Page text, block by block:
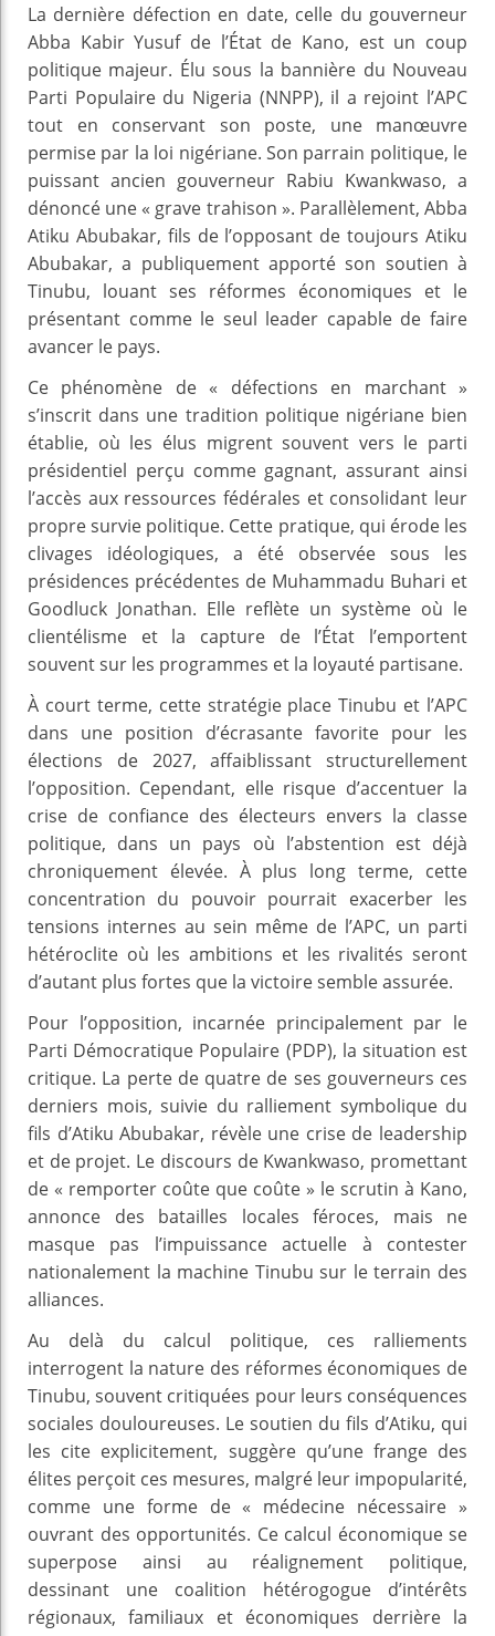
La dernière défection en date, celle du gouverneur
Abba Kabir Yusuf de l’État de Kano, est un coup
politique majeur. Élu sous la bannière du Nouveau
Parti Populaire du Nigeria (NNPP), il a rejoint l’APC
tout en conservant son poste, une manœuvre
permise par la loi nigériane. Son parrain politique, le
puissant ancien gouverneur Rabiu Kwankwaso, a
dénoncé une « grave trahison ». Parallèlement, Abba
Atiku Abubakar, fils de l’opposant de toujours Atiku
Abubakar, a publiquement apporté son soutien à
Tinubu, louant ses réformes économiques et le
présentant comme le seul leader capable de faire
avancer le pays.
Ce phénomène de « défections en marchant »
s’inscrit dans une tradition politique nigériane bien
établie, où les élus migrent souvent vers le parti
présidentiel perçu comme gagnant, assurant ainsi
l’accès aux ressources fédérales et consolidant leur
propre survie politique. Cette pratique, qui érode les
clivages idéologiques, a été observée sous les
présidences précédentes de Muhammadu Buhari et
Goodluck Jonathan. Elle reflète un système où le
clientélisme et la capture de l’État l’emportent
souvent sur les programmes et la loyauté partisane.
À court terme, cette stratégie place Tinubu et l’APC
dans une position d’écrasante favorite pour les
élections de 2027, affaiblissant structurellement
l’opposition. Cependant, elle risque d’accentuer la
crise de confiance des électeurs envers la classe
politique, dans un pays où l’abstention est déjà
chroniquement élevée. À plus long terme, cette
concentration du pouvoir pourrait exacerber les
tensions internes au sein même de l’APC, un parti
hétéroclite où les ambitions et les rivalités seront
d’autant plus fortes que la victoire semble assurée.
Pour l’opposition, incarnée principalement par le
Parti Démocratique Populaire (PDP), la situation est
critique. La perte de quatre de ses gouverneurs ces
derniers mois, suivie du ralliement symbolique du
fils d’Atiku Abubakar, révèle une crise de leadership
et de projet. Le discours de Kwankwaso, promettant
de « remporter coûte que coûte » le scrutin à Kano,
annonce des batailles locales féroces, mais ne
masque pas l’impuissance actuelle à contester
nationalement la machine Tinubu sur le terrain des
alliances.
Au delà du calcul politique, ces ralliements
interrogent la nature des réformes économiques de
Tinubu, souvent critiquées pour leurs conséquences
sociales douloureuses. Le soutien du fils d’Atiku, qui
les cite explicitement, suggère qu’une frange des
élites perçoit ces mesures, malgré leur impopularité,
comme une forme de « médecine nécessaire »
ouvrant des opportunités. Ce calcul économique se
superpose ainsi au réalignement politique,
dessinant une coalition hétérogogue d’intérêts
régionaux, familiaux et économiques derrière la